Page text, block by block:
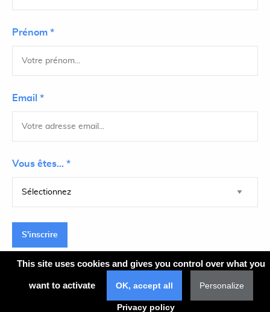
Prénom *
Email *
Vous êtes... *
S'inscrire
This site uses cookies and gives you control over what you
want to activate OK, accept all Personalize
Privacy policy